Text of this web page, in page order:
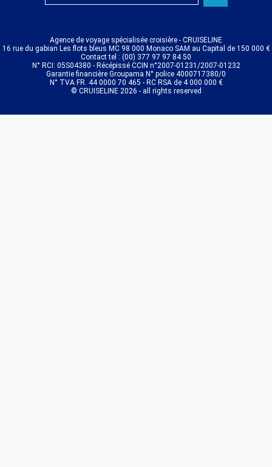
Agence de voyage spécialisée croisière - CRUISELINE
16 rue du gabian Les flots bleus MC 98 000 Monaco SAM au Capital de 150 000 €
Contact tel : (00) 377 97 97 84 50
N° RCI: 05S04380 - Récépissé CCIN n°2007-01231/2007-01232
Garantie financière Groupama N° police 4000717380/0
N° TVA FR. 44 0000 70 465 - RC RSA de 4 000 000 €
© CRUISELINE 2026 - all rights reserved